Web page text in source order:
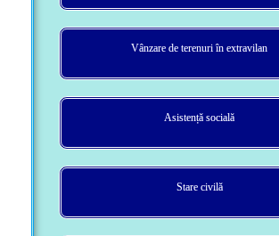
Vânzare de terenuri în extravilan
Asistență socială
Stare civilă